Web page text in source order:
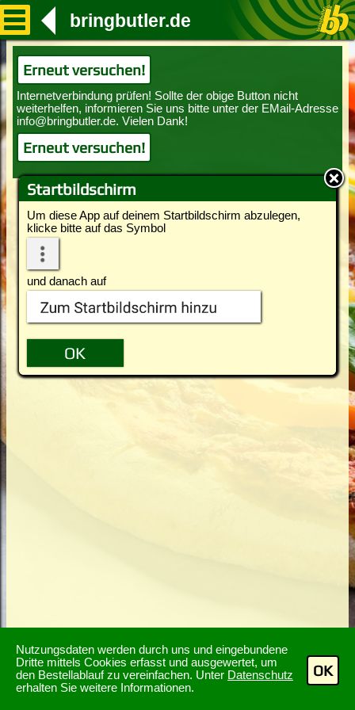
Nutzungsdaten werden durch uns und eingebundene
Dritte mittels Cookies erfasst und ausgewertet, um
den Bestellablauf zu vereinfachen. Unter Datenschutz
erhalten Sie weitere Informationen.
OK
Startbildschirm
Um diese App auf deinem Startbildschirm abzulegen,
klicke bitte auf das Symbol
und danach auf
bringbutler.de
Erneut versuchen!
Erneut versuchen!